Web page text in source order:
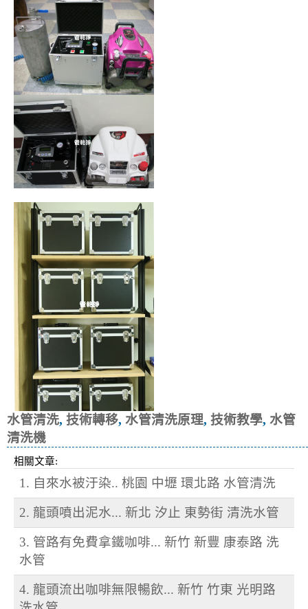
水管清洗, 技術轉移, 水管清洗原理, 技術教學, 水管
清洗機
相關文章:
1. 自來水被汙染.. 桃園 中壢 環北路 水管清洗
2. 龍頭噴出泥水... 新北 汐止 東勢街 清洗水管
3. 管路有免費拿鐵咖啡... 新竹 新豐 康泰路 洗
水管
4. 龍頭流出咖啡無限暢飲... 新竹 竹東 光明路